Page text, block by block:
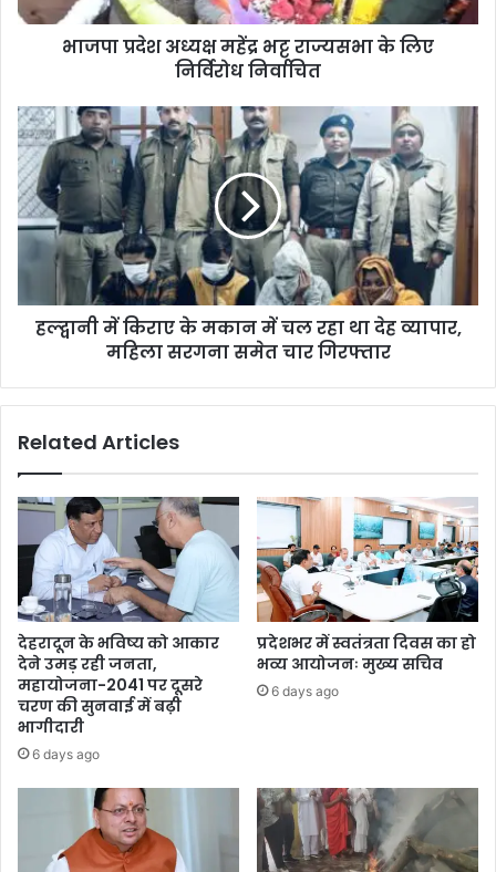
भाजपा प्रदेश अध्यक्ष महेंद्र भट्ट राज्यसभा के लिए
निर्विरोध निर्वाचित
हल्द्वानी में किराए के मकान में चल रहा था देह व्यापार,
महिला सरगना समेत चार गिरफ्तार
Related Articles
देहरादून के भविष्य को आकार
देने उमड़ रही जनता,
महायोजना-2041 पर दूसरे
चरण की सुनवाई में बढ़ी
भागीदारी
6 days ago
प्रदेशभर में स्वतंत्रता दिवस का हो
भव्य आयोजनः मुख्य सचिव
6 days ago